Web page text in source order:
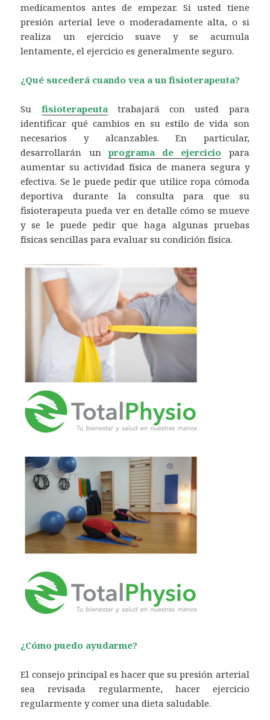
medicamentos antes de empezar. Si usted tiene
presión arterial leve o moderadamente alta, o si
realiza un ejercicio suave y se acumula
lentamente, el ejercicio es generalmente seguro.
¿Qué sucederá cuando vea a un fisioterapeuta?
Su fisioterapeuta trabajará con usted para
identificar qué cambios en su estilo de vida son
necesarios y alcanzables. En particular,
desarrollarán un programa de ejercicio para
aumentar su actividad física de manera segura y
efectiva. Se le puede pedir que utilice ropa cómoda
deportiva durante la consulta para que su
fisioterapeuta pueda ver en detalle cómo se mueve
y se le puede pedir que haga algunas pruebas
físicas sencillas para evaluar su condición física.
¿Cómo puedo ayudarme?
El consejo principal es hacer que su presión arterial
sea revisada regularmente, hacer ejercicio
regularmente y comer una dieta saludable.